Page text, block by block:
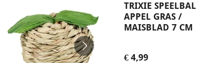
TRIXIE SPEELBAL
APPEL GRAS /
MAISBLAD 7 CM
€ 4,99